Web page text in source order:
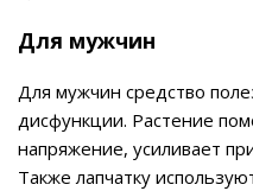
Для мужчин
Для мужчин средство
дисфункции. Растение
напряжение, усиливает
Также лапчатку